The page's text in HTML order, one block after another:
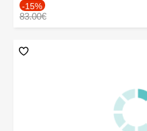
-15%
83.00€